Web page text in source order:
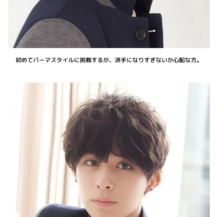
初めてパーマスタイルに挑戦するが、派手になりすぎないか心配な方。